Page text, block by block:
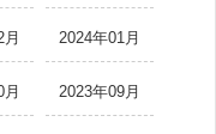
2024年01月
2023年09月